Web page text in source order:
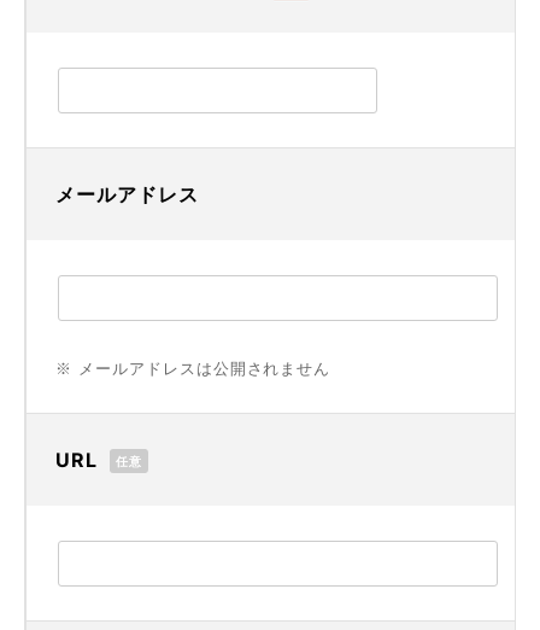
メールアドレス
※ メールアドレスは公開されません
URL 任意